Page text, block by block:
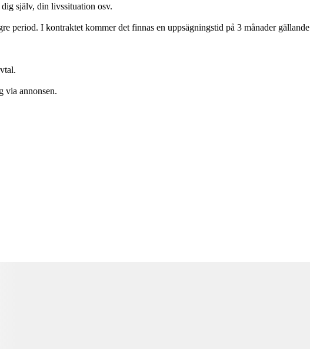
själv, din livssituation osv.
period. I kontraktet kommer det finnas en uppsägningstid på 3 månader gällande
via annonsen.